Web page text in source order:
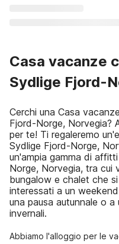
Casa vacanze
Sydlige Fjord-
Cerchi una Casa
Fjord-Norge, Norvegia?
per te! Ti regaleremo
Sydlige Fjord-Norge,
un'ampia gamma di
Norge, Norvegia, tra cui
bungalow e chalet che
interessati a un
una pausa autunnale o
invernali.
Abbiamo l'alloggio per le